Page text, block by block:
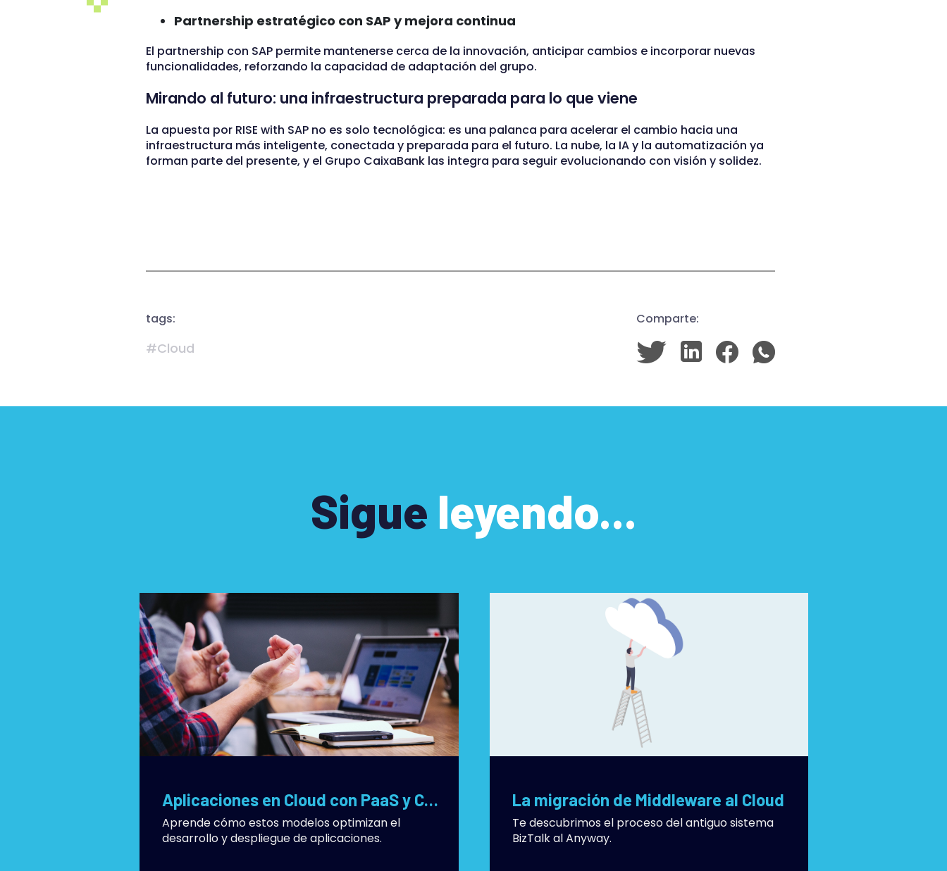
Partnership estratégico con SAP y mejora continua
El partnership con SAP permite mantenerse cerca de la innovación, anticipar cambios e incorporar nuevas
funcionalidades, reforzando la capacidad de adaptación del grupo.
Mirando al futuro: una infraestructura preparada para lo que viene
La apuesta por RISE with SAP no es solo tecnológica: es una palanca para acelerar el cambio hacia una
infraestructura más inteligente, conectada y preparada para el futuro. La nube, la IA y la automatización ya
forman parte del presente, y el Grupo CaixaBank las integra para seguir evolucionando con visión y solidez.
tags:
#Cloud
Comparte:
Sigue leyendo...
Aplicaciones en Cloud con PaaS y CaaS
Aprende cómo estos modelos optimizan el
desarrollo y despliegue de aplicaciones.
La migración de Middleware al Cloud
Te descubrimos el proceso del antiguo sistema
BizTalk al Anyway.